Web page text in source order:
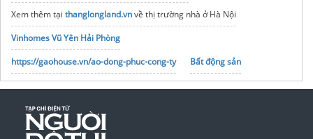
Xem thêm tại thanglongland.vnvề thị trường nhà ở Hà Nội
Vinhomes Vũ Yên Hải Phòng
https://gaohouse.vn/ao-dong-phuc-cong-ty
Bất động sản
Ngô Văn Lý chia sẻ cách kéo dài tuổi thọ thiết bị điện lạnh
Vinhomes Saigon Park
Tập đoàn Bcons Group